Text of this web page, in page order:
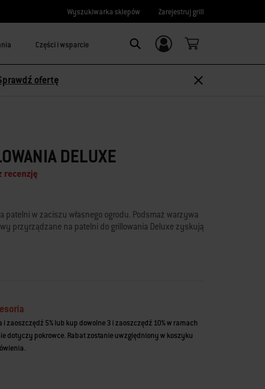
Wyszukiwarka sklepów Zarejestruj grill
Części i wsparcie
Logowanie/
rejestracja
ofertę
DELUXE
recenzję
w zaciszu własnego ogrodu. Podsmaż warzywa
przyrządzane na patelni do grillowania Deluxe zyskują
zaoszczędź 5% lub kup dowolne 3 i zaoszczędź 10% w ramach
dotyczy pokrowce. Rabat zostanie uwzględniony w koszyku